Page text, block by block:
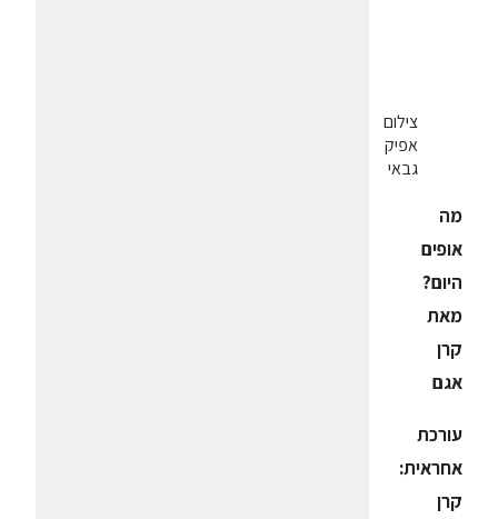
צילום
אפיק
גבאי
מה
אופים
היום?
מאת
קרן
אגם
עורכת
אחראית:
קרן